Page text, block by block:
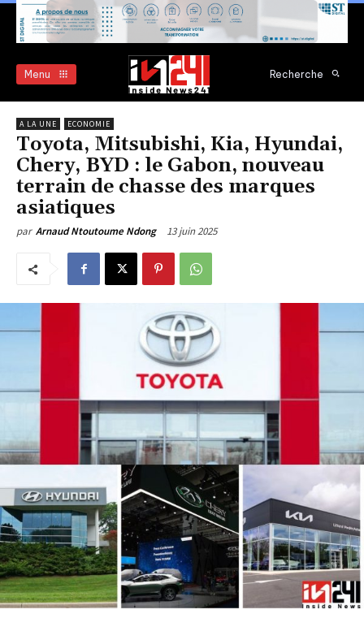
Menu Recherche
A LA UNE ECONOMIE
Toyota, Mitsubishi, Kia, Hyundai,
Chery, BYD : le Gabon, nouveau
terrain de chasse des marques
asiatiques
par Arnaud Ntoutoume Ndong 13 juin 2025